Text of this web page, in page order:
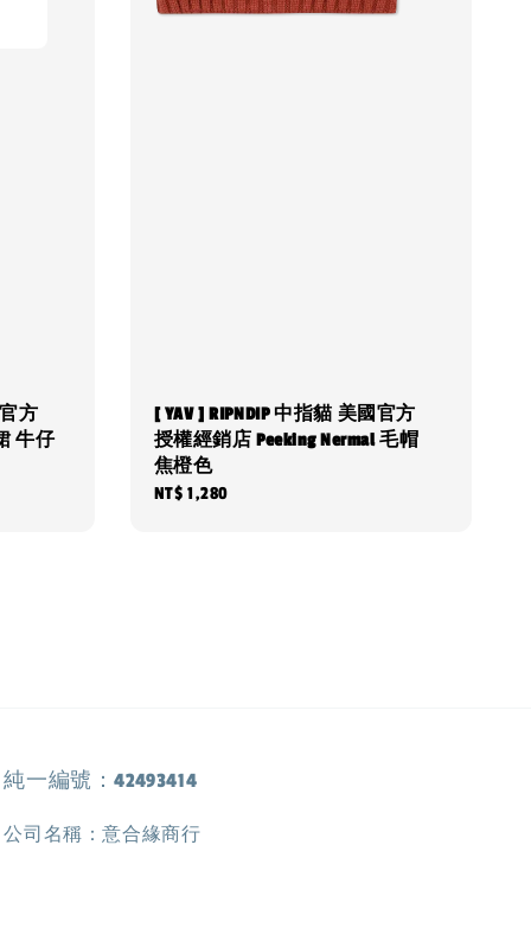
方
牛仔
[ YAV ] RIPNDIP 中指貓 美國官方
授權經銷店 Peeking Nermal 毛帽
焦橙色
Regular
NT$ 1,280
純一編號：42493414
公司名稱：意合緣商行